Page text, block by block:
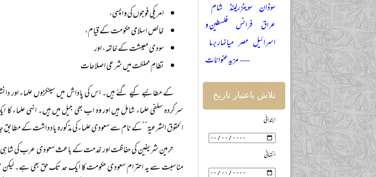
امریکی فوجوں کی واپسی،
خالص اسلامی حکومت کے قیام،
سودی معیشت کے خاتمہ، اور
نظامِ مملکت میں شرعی اصلاحات
کے مطالبے کیے گئے ہیں۔ اس کی پاداش میں سینکڑوں علماء اور دانشور
سرکردہ سلفی علماء شامل ہیں اور وہ اب بھی جیل میں ہیں۔ انہی علماء کا
الحقوق الشرعیۃ‘‘ کے نام سے سعودی علماء کی مذکورہ یادداشت کے
حرمین شریفین کی حفاظت اور خدمت کے باعث سعودی عرب کی شاہی
مناسبت سے یہ احترام سعودی حکومت کا ایک حد تک حق بھی ہے۔ لیکن
سوڈان سویٹزرلینڈ شام
عراق فرانس فلسطین و
اسرائیل مصر میانمار برما
— مزید عنوانات
تلاش باعتبار تاریخ
ابتدائی
انتہائی